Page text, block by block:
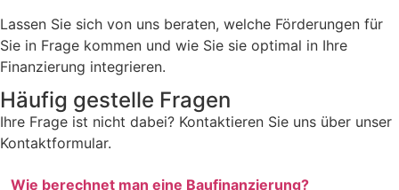
Lassen Sie sich von uns beraten, welche Förderungen für
Sie in Frage kommen und wie Sie sie optimal in Ihre
Finanzierung integrieren.
Häufig gestelle Fragen
Ihre Frage ist nicht dabei? Kontaktieren Sie uns über unser
Kontaktformular.
Wie berechnet man eine Baufinanzierung?